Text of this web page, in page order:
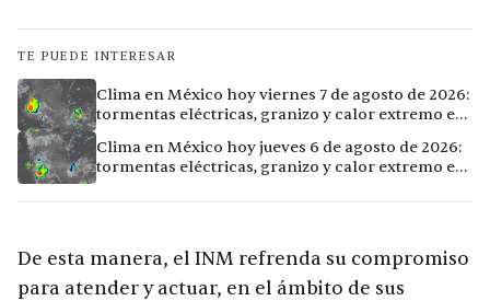
TE PUEDE INTERESAR
Clima en México hoy viernes 7 de agosto de 2026:
tormentas eléctricas, granizo y calor extremo en
Clima en México hoy jueves 6 de agosto de 2026:
tormentas eléctricas, granizo y calor extremo en
De esta manera, el INM refrenda su compromiso
para atender y actuar, en el ámbito de sus